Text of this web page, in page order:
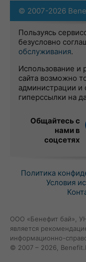
© 2007-2026
Пользуясь
безусловно
обслуживания.
Использование и
сайта возможно
администрации и
гиперссылки на
Общайтесь с
нами в
соцсетях
Политика
Условия
ООО «Бенефит бай»,
является
информационно-
© 2007 – 2026,